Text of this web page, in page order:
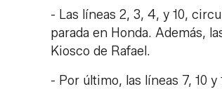
- Las líneas 2, 3, 4, y 10,
parada en Honda. Además,
Kiosco de Rafael.
- Por último, las líneas 7, 10